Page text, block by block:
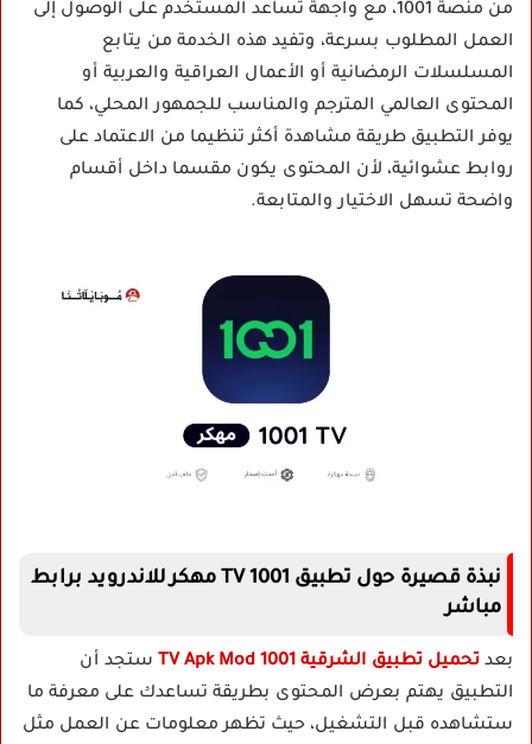
من منصة 1001، مع واجهة تساعد المستخدم على الوصول إلى
العمل المطلوب بسرعة، وتفيد هذه الخدمة من يتابع
المسلسلات الرمضانية أو الأعمال العراقية والعربية أو
المحتوى العالمي المترجم والمناسب للجمهور المحلي، كما
يوفر التطبيق طريقة مشاهدة أكثر تنظيما من الاعتماد على
روابط عشوائية، لأن المحتوى يكون مقسما داخل أقسام
واضحة تسهل الاختيار والمتابعة.
نبذة قصيرة حول تطبيق 1001 TV مهكر للاندرويد برابط
مباشر
بعد تحميل تطبيق الشرقية 1001 TV Apk Mod
ستجد أن
التطبيق يهتم بعرض المحتوى بطريقة تساعدك على معرفة ما
ستشاهده قبل التشغيل، حيث تظهر معلومات عن العمل مثل